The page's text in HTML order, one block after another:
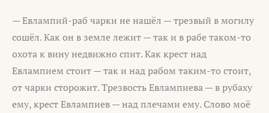
— Евлампий-раб чарки не нашёл — трезвый в могилу
сошёл. Как он в земле лежит — так и в рабе таком-то
охота к вину недвижно спит. Как крест над
Евлампием стоит — так и над рабом таким-то стоит,
от чарки сторожит. Трезвость Евлампиева — в рубаху
ему, крест Евлампиев — над плечами ему. Слово моё